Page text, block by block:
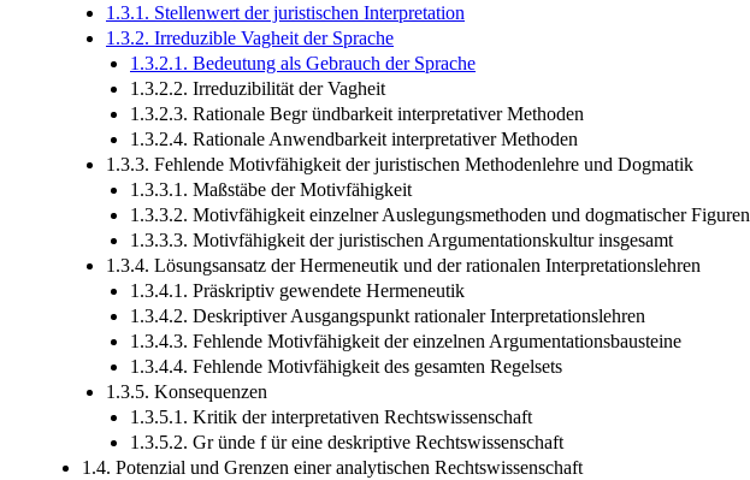
1.3.1. Stellenwert der juristischen Interpretation
1.3.2. Irreduzible Vagheit der Sprache
1.3.2.1. Bedeutung als Gebrauch der Sprache
1.3.2.2. Irreduzibilität der Vagheit
1.3.2.3. Rationale Begr ündbarkeit interpretativer Methoden
1.3.2.4. Rationale Anwendbarkeit interpretativer Methoden
1.3.3. Fehlende Motivfähigkeit der juristischen Methodenlehre und Dogmatik
1.3.3.1. Maßstäbe der Motivfähigkeit
1.3.3.2. Motivfähigkeit einzelner Auslegungsmethoden und dogmatischer Figuren
1.3.3.3. Motivfähigkeit der juristischen Argumentationskultur insgesamt
1.3.4. Lösungsansatz der Hermeneutik und der rationalen Interpretationslehren
1.3.4.1. Präskriptiv gewendete Hermeneutik
1.3.4.2. Deskriptiver Ausgangspunkt rationaler Interpretationslehren
1.3.4.3. Fehlende Motivfähigkeit der einzelnen Argumentationsbausteine
1.3.4.4. Fehlende Motivfähigkeit des gesamten Regelsets
1.3.5. Konsequenzen
1.3.5.1. Kritik der interpretativen Rechtswissenschaft
1.3.5.2. Gr ünde f ür eine deskriptive Rechtswissenschaft
1.4. Potenzial und Grenzen einer analytischen Rechtswissenschaft